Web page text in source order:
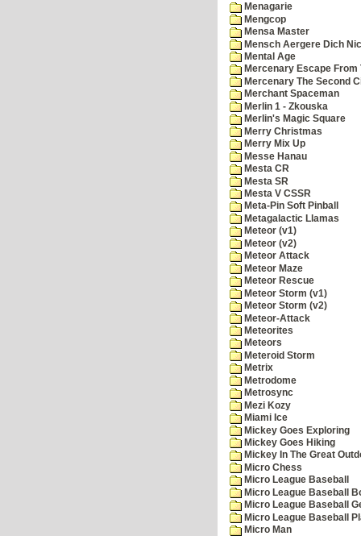
Menagarie
Mengcop
Mensa Master
Mensch Aergere Dich
Mental Age
Mercenary Escape From
Mercenary The Second
Merchant Spaceman
Merlin 1 - Zkouska
Merlin's Magic Square
Merry Christmas
Merry Mix Up
Messe Hanau
Mesta CR
Mesta SR
Mesta V CSSR
Meta-Pin Soft Pinball
Metagalactic Llamas
Meteor (v1)
Meteor (v2)
Meteor Attack
Meteor Maze
Meteor Rescue
Meteor Storm (v1)
Meteor Storm (v2)
Meteor-Attack
Meteorites
Meteors
Meteroid Storm
Metrix
Metrodome
Metrosync
Mezi Kozy
Miami Ice
Mickey Goes Exploring
Mickey Goes Hiking
Mickey In The Great
Micro Chess
Micro League Baseball
Micro League Baseball
Micro League Baseball
Micro League Baseball
Micro Man